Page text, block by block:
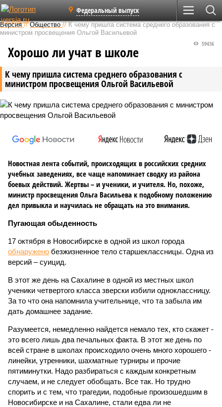
Федеральный выпуск
Версия //Общество //К чему пришла система среднего образования с
министром просвещения Ольгой Васильевой
К чему пришла система среднего образования с
министром просвещения Ольгой Васильевой
59436
Хорошо ли учат в школе
Новостная лента событий, происходящих в российских средних
учебных заведениях, все чаще напоминает сводку из района
боевых действий. Жертвы – и ученики, и учителя. Но, похоже,
министр просвещения Ольга Васильева к подобному положению
дел привыкла и научилась не обращать на это внимания.
Пугающая обыденность
17 октября в Новосибирске в одной из школ города
обнаружено безжизненное тело старшеклассницы. Одна из
версий – суицид.
В этот же день на Сахалине в одной из местных школ
ученики четвертого класса зверски избили одноклассницу.
За то что она напомнила учительнице, что та забыла им
дать домашнее задание.
Разумеется, немедленно найдется немало тех, кто скажет -
это всего лишь два печальных факта. В этот же день по
всей стране в школах происходило очень много хорошего -
линейки, утренники, шахматные турниры и прочие
пятиминутки. Надо разбираться с каждым конкретным
случаем, и не следует обобщать. Все так. Но трудно
спорить и с тем, что трагедии, подобные произошедшим в
Новосибирске и на Сахалине, стали едва ли не